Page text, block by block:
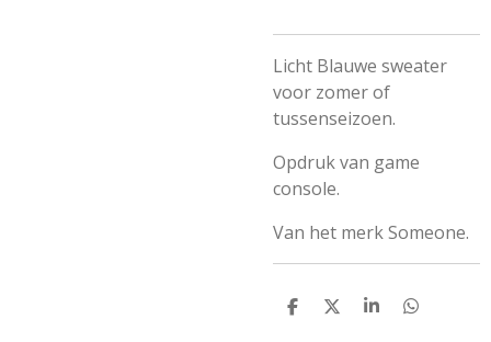
Licht Blauwe sweater
voor zomer of
tussenseizoen.
Opdruk van game
console.
Van het merk Someone.
D
D
S
D